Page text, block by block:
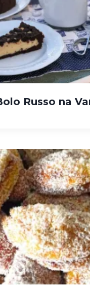
Russo na